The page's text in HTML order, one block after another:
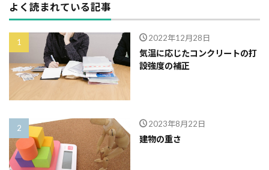
よく読まれている記事
2022年12月28日
気温に応じたコンクリートの打
設強度の補正
2023年8月22日
建物の重さ